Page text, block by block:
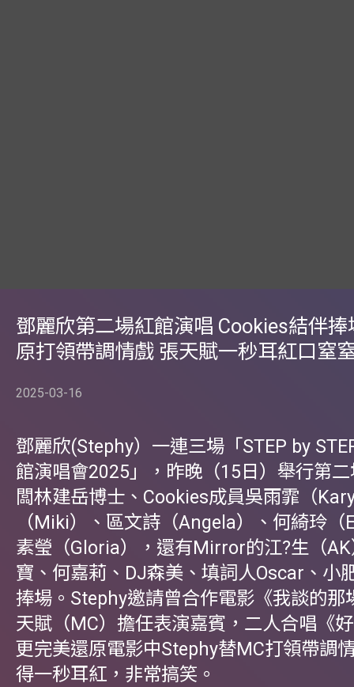
鄧麗欣第二場紅館演唱 Cookies結伴捧
原打領帶調情戲 張天賦一秒耳紅口窒
2025-03-16
鄧麗欣(Stephy）一連三場「STEP by
館演唱會2025」，昨晚（15日）舉行第
闆林建岳博士、Cookies成員吳雨霏（
（Miki）、區文詩（Angela）、何綺玲（
素瑩（Gloria），還有Mirror的江?生（
寶、何嘉莉、DJ森美、填詞人Oscar、小
捧場。Stephy邀請曾合作電影《我談的那
天賦（MC）擔任表演嘉賓，二人合唱《
更完美還原電影中Stephy替MC打領帶調
得一秒耳紅，非常搞笑。